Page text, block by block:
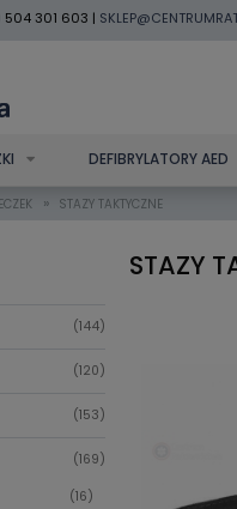
504 301 603 |
DEFIBRYLATORY AED
» STAZY TAKTYCZNE
(144)
(120)
(153)
(169)
(16)
STAZY